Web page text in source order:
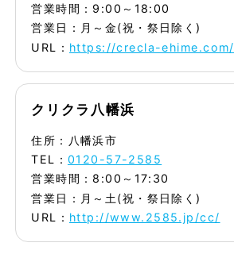
営業時間：9:00～18:00
営業日：月～金(祝・祭日除く)
URL： https://crecla-ehime.com/
クリクラ八幡浜
住所：八幡浜市
TEL： 0120-57-2585
営業時間：8:00～17:30
営業日：月～土(祝・祭日除く)
URL： http://www.2585.jp/cc/